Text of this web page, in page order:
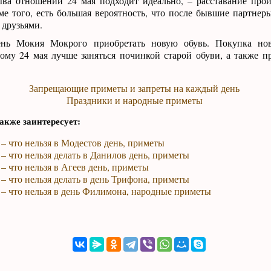
того, есть большая вероятность, что после бывшие
Мокия Мокрого приобретать новую обувь. Покупка
24 мая лучше заняться починкой старой обуви, а также
Запрещающие приметы и запреты на каждый день
Праздники и народные приметы
заинтересует:
что нельзя в Модестов день, приметы
что нельзя делать в Данилов день, приметы
что нельзя в Агеев день, приметы
что нельзя делать в день Трифона, приметы
– что нельзя в день Филимона, народные приметы